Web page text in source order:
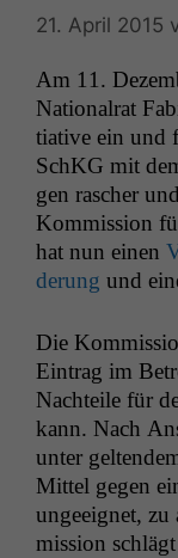
21. April 2015
Am 11.
Nation­al­rat
tia­tive ein und
SchKG mit
gen rasch­er
Kom­mis­sion
hat nun einen
derung und
Die
Ein­trag im
Nachteile für
kann. Nach
unter
Mit­tel gegen
ungeeignet,
mis­sion